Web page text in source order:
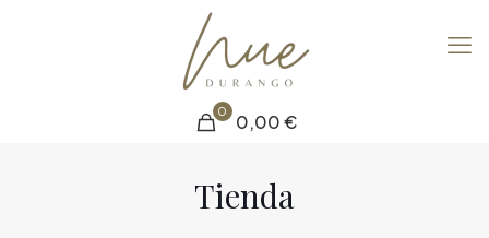
0 0,00 €
Tienda